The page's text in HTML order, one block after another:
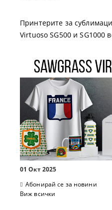
Принтерите за
Virtuoso SG500 и SG1000
01 Окт 2025
Абонирай се за новини
Виж всички